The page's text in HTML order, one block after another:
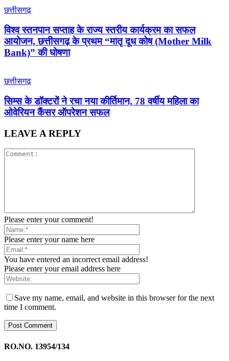
छत्तीसगढ़
विश्व स्तनपान सप्ताह के राज्य स्तरीय कार्यक्रम का सफल
आयोजन, छत्तीसगढ़ के प्रथम “मातृ दूध कोष (Mother Milk
Bank)” की घोषणा
छत्तीसगढ़
सिम्स के डॉक्टरों ने रचा नया कीर्तिमान, 78 वर्षीय महिला का
ओवेरियन कैंसर ऑपरेशन सफल
LEAVE A REPLY
Please enter your comment!
Please enter your name here
You have entered an incorrect email address!
Please enter your email address here
Save my name, email, and website in this browser for the next
time I comment.
RO.NO. 13954/134